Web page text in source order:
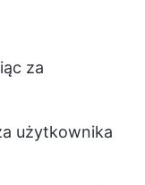
za
użytkownika